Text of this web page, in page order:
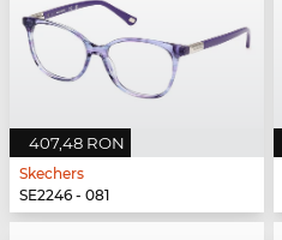
407,48 RON
Skechers
SE2246 - 081